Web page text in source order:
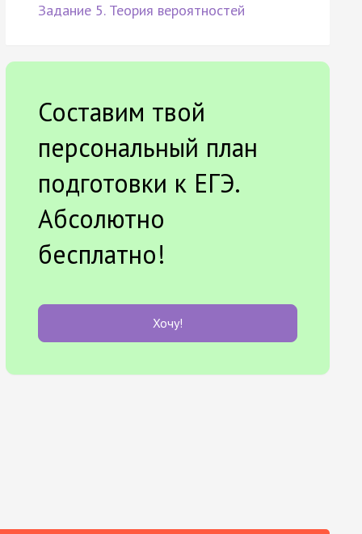
Задание 5. Теория вероятностей
Составим твой
персональный план
подготовки к ЕГЭ.
Абсолютно
бесплатно!
Хочу!